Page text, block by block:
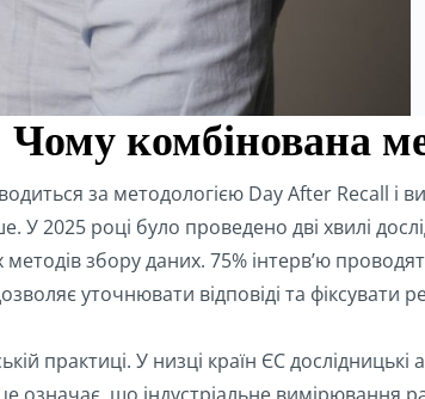
Чому комбінована
за методологією Day After Recall і
У 2025 році було проведено дві хвилі
збору даних. 75% інтерв’ю
уточнювати відповіді та
практиці. У низці країн ЄС